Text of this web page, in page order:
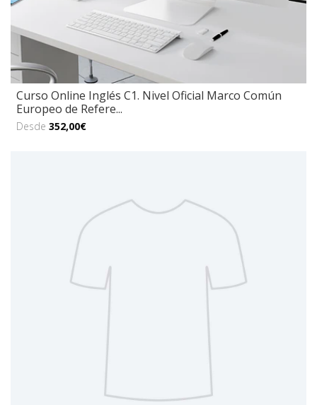
Curso Online Inglés C1. Nivel Oficial Marco Común
Europeo de Refere...
Desde 352,00€